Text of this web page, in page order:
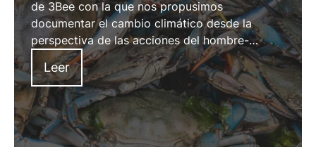
de 3Bee con la que nos propusimos
documentar el cambio climático desde la
perspectiva de las acciones del hombre-
alteraciones en los ecosistemas y la
biodiversidad. Descubra el tercer episodio
dedicado a la invasión del cangrejo azul y las
especies exóticas.
Leer